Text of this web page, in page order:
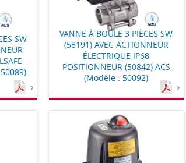
SW
VANNE À BOULE 3 PIÈCES SW
(58191) AVEC ACTIONNEUR
ÉLECTRIQUE IP68
POSITIONNEUR (50842) ACS
(Modèle : 50092)